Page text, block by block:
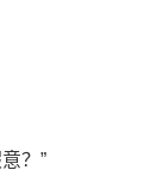
？”